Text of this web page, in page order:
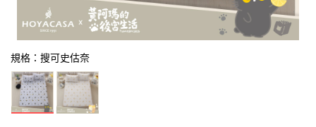
規格：搜可史估奈